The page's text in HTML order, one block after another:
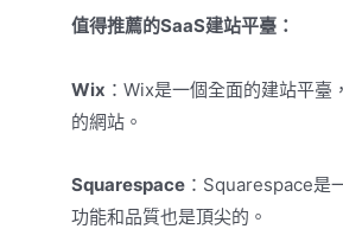
值得推薦的SaaS建站平臺：
Wix ：Wix是一個全面的建站平
的網站。
Squarespace ：Squarespace是
功能和品質也是頂尖的。